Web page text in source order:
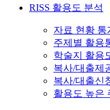
RISS 활용도 분석
자료 현황 통
주제별 활용
학술지 활용
복사/대출제
복사/대출신
활용도 높은